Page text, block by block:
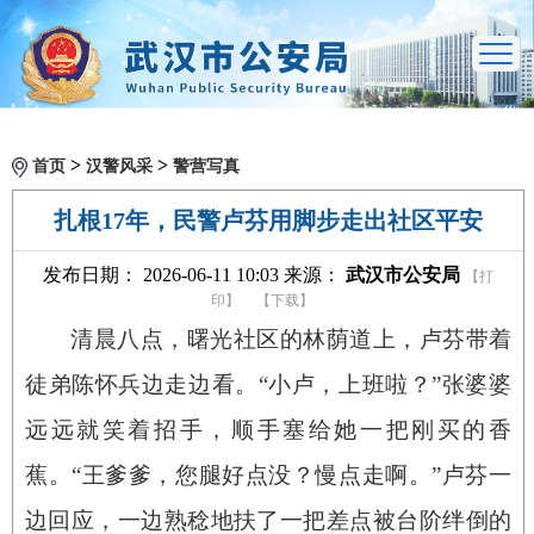
首页 > 汉警风采 > 警营写真
扎根17年，民警卢芬用脚步走出社区平安
发布日期： 2026-06-11 10:03 来源： 武汉市公安局
【打
印】
【下载】
清晨八点，曙光社区的林荫道上，卢芬带着
徒弟陈怀兵边走边看。“小卢，上班啦？”张婆婆
远远就笑着招手，顺手塞给她一把刚买的香
蕉。“王爹爹，您腿好点没？慢点走啊。”卢芬一
边回应，一边熟稔地扶了一把差点被台阶绊倒的